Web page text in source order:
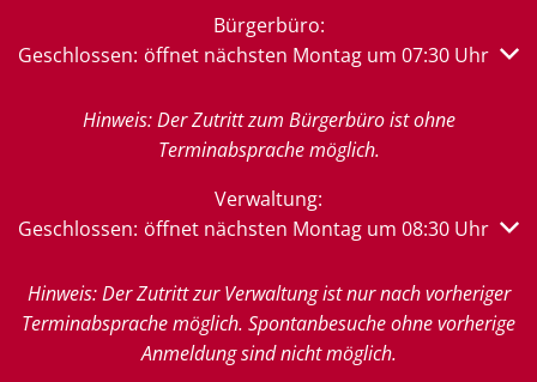
Bürgerbüro:
Klicken, um weitere Öffnungs- oder Schließzeiten
Geschlossen: öffnet nächsten Montag um 07:30 Uhr
Hinweis: Der Zutritt zum Bürgerbüro ist ohne
Terminabsprache möglich.
Verwaltung:
Klicken, um weitere Öffnungs- oder Schließzeiten
Geschlossen: öffnet nächsten Montag um 08:30 Uhr
Hinweis: Der Zutritt zur Verwaltung ist nur nach vorheriger
Terminabsprache möglich. Spontanbesuche ohne vorherige
Anmeldung sind nicht möglich.